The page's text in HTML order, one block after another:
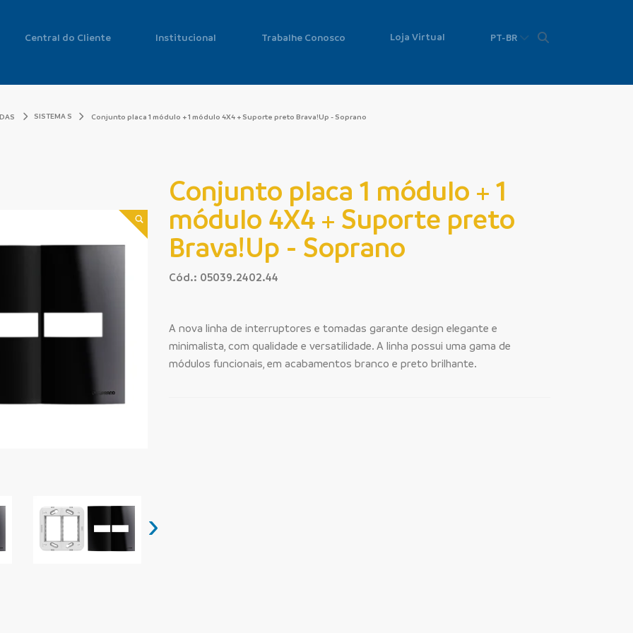
Central do Cliente Institucional Trabalhe Conosco Loja Virtual PT-BR
SISTEMA S Conjunto placa 1 módulo + 1 módulo 4X4 + Suporte preto Brava!Up - Soprano
›
Conjunto placa 1 módulo + 1
módulo 4X4 + Suporte preto
Brava!Up - Soprano
Cód.: 05039.2402.44
A nova linha de interruptores e tomadas garante design elegante e
minimalista, com qualidade e versatilidade. A linha possui uma gama de
módulos funcionais, em acabamentos branco e preto brilhante.